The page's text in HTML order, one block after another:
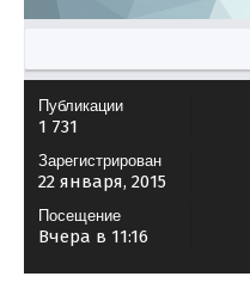
Публикации
1 731
Зарегистрирован
22 января, 2015
Посещение
Вчера в 11:16